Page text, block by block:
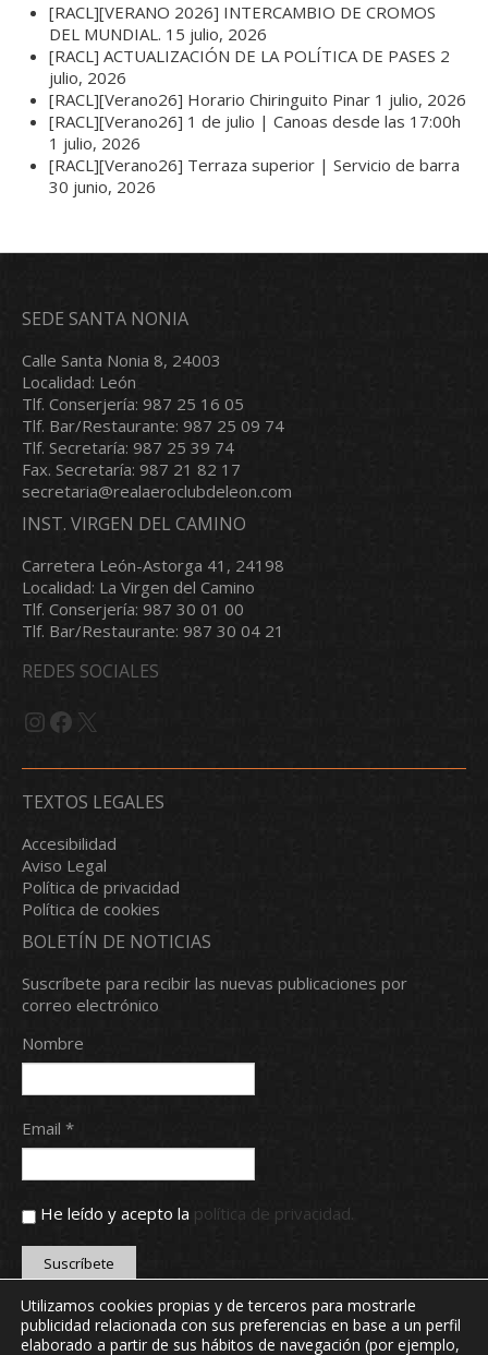
[RACL][VERANO 2026] INTERCAMBIO DE CROMOS
DEL MUNDIAL. 15 julio, 2026
[RACL] ACTUALIZACIÓN DE LA POLÍTICA DE PASES 2
julio, 2026
[RACL][Verano26] Horario Chiringuito Pinar 1 julio, 2026
[RACL][Verano26] 1 de julio | Canoas desde las 17:00h
1 julio, 2026
[RACL][Verano26] Terraza superior | Servicio de barra
30 junio, 2026
SEDE SANTA NONIA
Calle Santa Nonia 8, 24003
Localidad: León
Tlf. Conserjería: 987 25 16 05
Tlf. Bar/Restaurante: 987 25 09 74
Tlf. Secretaría: 987 25 39 74
Fax. Secretaría: 987 21 82 17
secretaria@realaeroclubdeleon.com
INST. VIRGEN DEL CAMINO
Carretera León-Astorga 41, 24198
Localidad: La Virgen del Camino
Tlf. Conserjería: 987 30 01 00
Tlf. Bar/Restaurante: 987 30 04 21
REDES SOCIALES
Instagram
Facebook
X
TEXTOS LEGALES
Accesibilidad
Aviso Legal
Política de privacidad
Política de cookies
BOLETÍN DE NOTICIAS
Suscríbete para recibir las nuevas publicaciones por
correo electrónico
Nombre
Email *
He leído y acepto la política de privacidad.
Copyright © 2024 Real Aero Club de León. Todos los
Utilizamos cookies propias y de terceros para mostrarle
publicidad relacionada con sus preferencias en base a un perfil
elaborado a partir de sus hábitos de navegación (por ejemplo,